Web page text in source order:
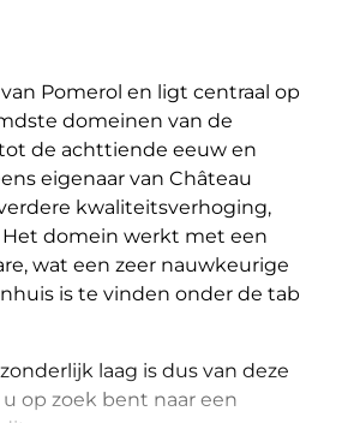
Pomerol en ligt centraal op
domeinen van de
de achttiende eeuw en
eigenaar van Château
kwaliteitsverhoging,
domein werkt met een
wat een zeer nauwkeurige
is te vinden onder de tab
laag is dus van deze
op zoek bent naar een